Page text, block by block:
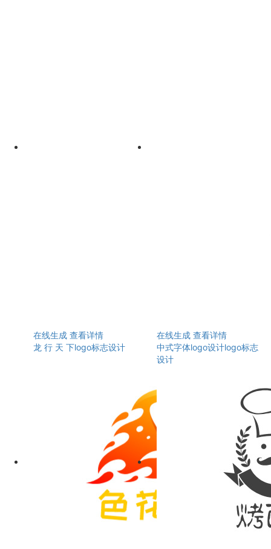
在线生成 查看详情
龙 行 天 下logo标志设计
在线生成 查看详情
中式字体logo设计logo标志
设计